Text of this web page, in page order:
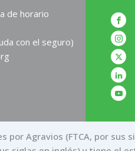
de horario
con el seguro)
Agravios (FTCA, por sus